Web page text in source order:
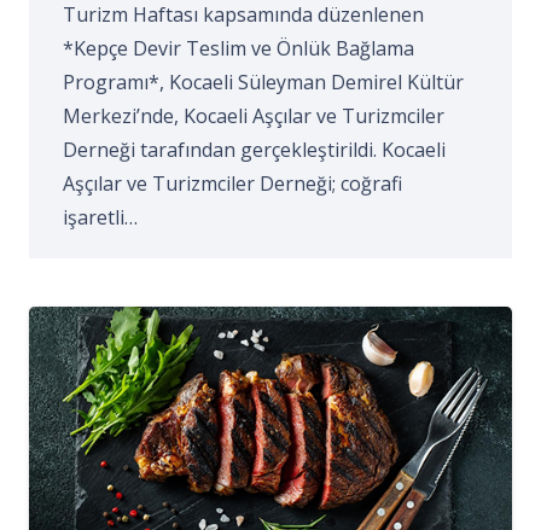
Turizm Haftası kapsamında düzenlenen
*Kepçe Devir Teslim ve Önlük Bağlama
Programı*, Kocaeli Süleyman Demirel Kültür
Merkezi’nde, Kocaeli Aşçılar ve Turizmciler
Derneği tarafından gerçekleştirildi. Kocaeli
Aşçılar ve Turizmciler Derneği; coğrafi
işaretli…